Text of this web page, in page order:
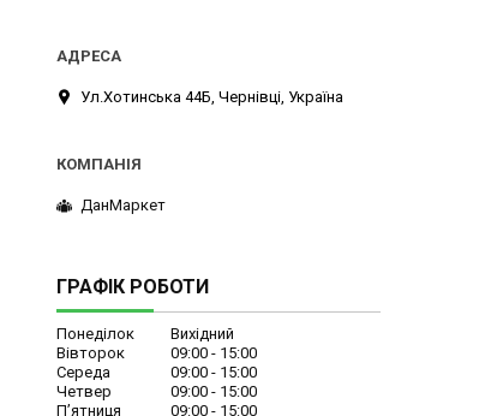
Ул.Хотинська 44Б, Чернівці, Україна
ДанМаркет
ГРАФІК РОБОТИ
Понеділок
Вихідний
Вівторок
09:00
15:00
Середа
09:00
15:00
Четвер
09:00
15:00
Пʼятниця
09:00 15:00